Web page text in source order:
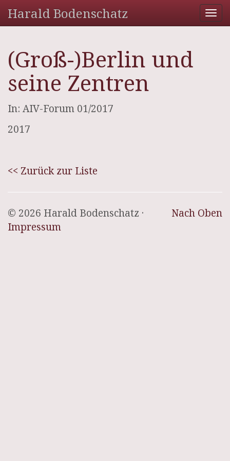
Harald Bodenschatz
(Groß-)Berlin und
seine Zentren
In: AIV-Forum 01/2017
2017
<< Zurück zur Liste
Nach Oben
© 2026 Harald Bodenschatz ·
Impressum